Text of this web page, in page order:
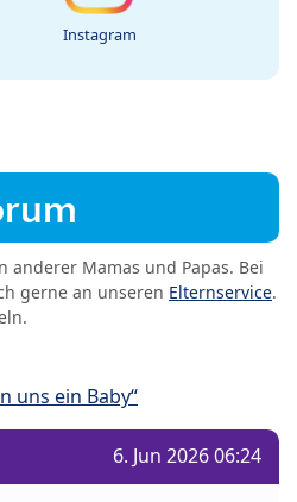
Instagram
anderer Mamas und Papas. Bei
gerne an unseren Elternservice.
uns ein Baby“
6. Jun 2026 06:24